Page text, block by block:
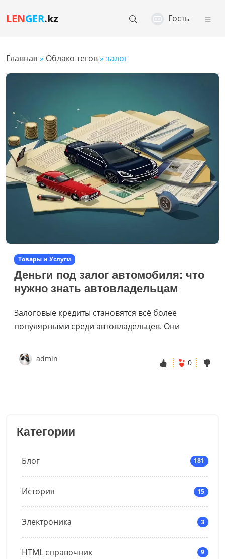
LENGER.kz Гость
Категории
Блог 181
История 15
Электроника 3
HTML справочник 9
Главная » Облако тегов» залог
Товары и Услуги
Деньги под залог автомобиля: что
нужно знать автовладельцам
Залоговые кредиты становятся всё более
популярными среди автовладельцев. Они
admin 0